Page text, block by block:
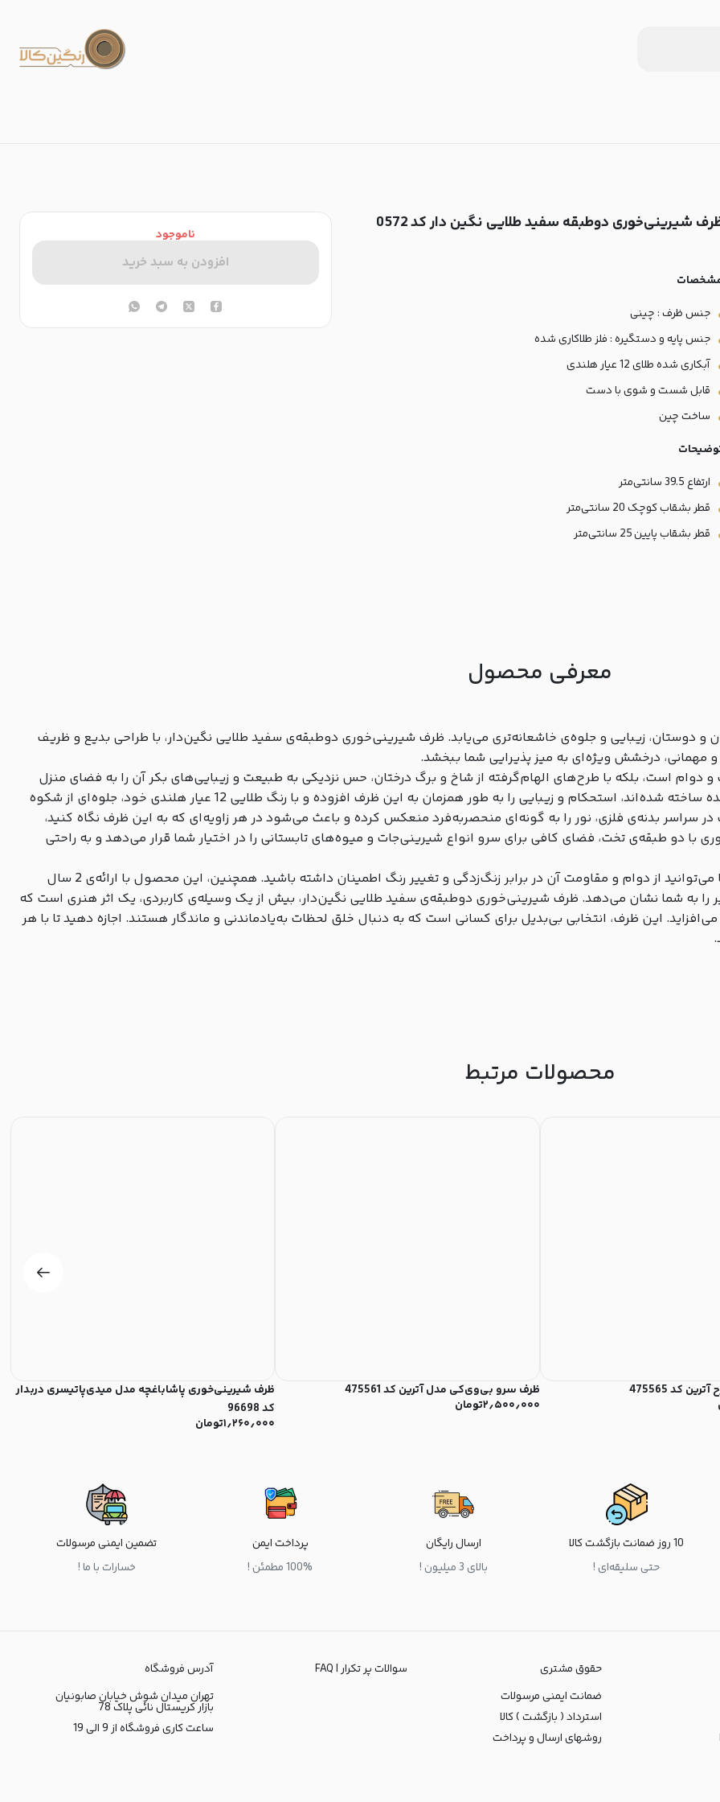
شیرینی‌خوری دوطبقه سفید طلایی نگین دار کد 0572
جنس ظرف : چینی
جنس پایه و دستگیره : فلز طلاکاری شده
آبکاری شده طلای 12 عیار هلندی
قابل شست و شوی با دست
ساخت چین
ارتفاع 39.5 سانتی‌متر
قطر بشقاب کوچک 20 سانتی‌متر
قطر بشقاب پایین 25 سانتی‌متر
ناموجود
افزودن به سبد خرید
معرفی محصول
و دوستان، زیبایی و جلوه‌ی خاشعانه‌تری می‌یابد. ظرف شیرینی‌خوری دوطبقه‌ی سفید طلایی نگین‌دار، با طراحی بدیع و ظریف
درخشش ویژه‌ای به میز پذیرایی شما ببخشد.
و دوام است، بلکه با طرح‌های الهام‌گرفته از شاخ و برگ درختان، حس نزدیکی به طبیعت و زیبایی‌های بکر آن را به فضای منزل
شما می‌آورد. پایه‌ی محکم و دسته‌ی آن که هر دو از فلز آبکاری‌شده ساخته شده‌اند، استحکام و زیبایی را به طور همزمان به این ظرف افزوده و با رنگ طلایی 12 عیار هلندی خود، جلوه‌ای از شکوه
سراسر بدنه‌ی فلزی، نور را به گونه‌ای منحصربه‌فرد منعکس کرده و باعث می‌شود در هر زاویه‌ای که به این ظرف نگاه کنید،
دو طبقه‌ی تخت، فضای کافی برای سرو انواع شیرینی‌جات و میوه‌های تابستانی را در اختیار شما قرار می‌دهد و به راحتی
با توجه به کیفیت بالای مواد به‌کاررفته در ساخت این ظرف، شما می‌توانید از دوام و مقاومت آن در برابر زنگ‌زدگی و تغییر رنگ اطمینان داشته باشید. همچنین، این محصول با ارائه‌ی 2 سال
را به شما نشان می‌دهد. ظرف شیرینی‌خوری دوطبقه‌ی سفید طلایی نگین‌دار، بیش از یک وسیله‌ی کاربردی، یک اثر هنری است که
این ظرف، انتخابی بی‌بدیل برای کسانی است که به دنبال خلق لحظات به‌یادماندنی و ماندگار هستند. اجازه دهید تا با هر
محصولات مرتبط
کد 475565
ظرف سرو بی‌وی‌کی مدل آترین کد 475561
۲٫۵۰۰٫۰۰۰تومان
ظرف شیرینی‌خوری پاشاباغچه مدل میدی‌پاتیسری دربدار
کد 96698
۱٫۲۶۰٫۰۰۰تومان
10 روز ضمانت بازگشت کالا
حتی سلیقه‌ای !
ارسال رایگان
بالای 3 میلیون !
پرداخت ایمن
100% مطمئن !
تضمین ایمنی مرسولات
خسارات با ما !
حقوق مشتری
ضمانت ایمنی مرسولات
استرداد ( بازگشت ) کالا
روشهای ارسال و پرداخت
سوالات پر تکرار | FAQ
آدرس فروشگاه
تهران میدان شوش خیابان صابونیان
بازار کریستال نائی پلاک 78
ساعت کاری فروشگاه از 9 الی 19